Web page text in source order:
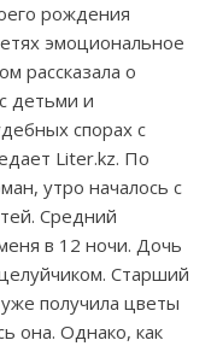
рождения
эмоциональное
рассказала о
детьми и
спорах с
Liter.kz. По
утро началось с
Средний
в 12 ночи. Дочь
Старший
получила цветы
она. Однако, как